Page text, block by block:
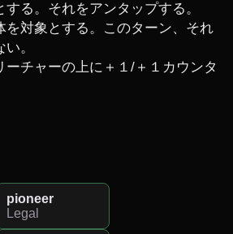
する。それをアンタップする。
を対象とする。このターン、それ
。
ーチャーの上に＋１/＋１カウンタ
pioneer
Legal